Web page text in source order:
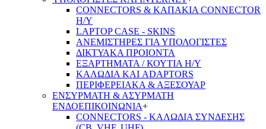
CONNECTORS & ΚΑΠΑΚΙΑ CONNECTOR
Η/Υ
LAPTOP CASE - SKINS
ΑΝΕΜΙΣΤΗΡΕΣ ΓΙΑ ΥΠΟΛΟΓΙΣΤΕΣ
ΔΙΚΤΥΑΚΑ ΠΡΟΙΟΝΤΑ
ΕΞΑΡΤΗΜΑΤΑ / ΚΟΥΤΙΑ Η/Υ
ΚΑΛΩΔΙΑ ΚΑΙ ADAPTORS
ΠΕΡΙΦΕΡΕΙΑΚΑ & ΑΞΕΣΟΥΑΡ
ΕΝΣΥΡΜΑΤΗ & ΑΣΥΡΜΑΤΗ
ΕΝΔΟΕΠΙΚΟΙΝΩΝΙΑ+
CONNECTORS - ΚΑΛΩΔΙΑ ΣΥΝΔΕΣΗΣ